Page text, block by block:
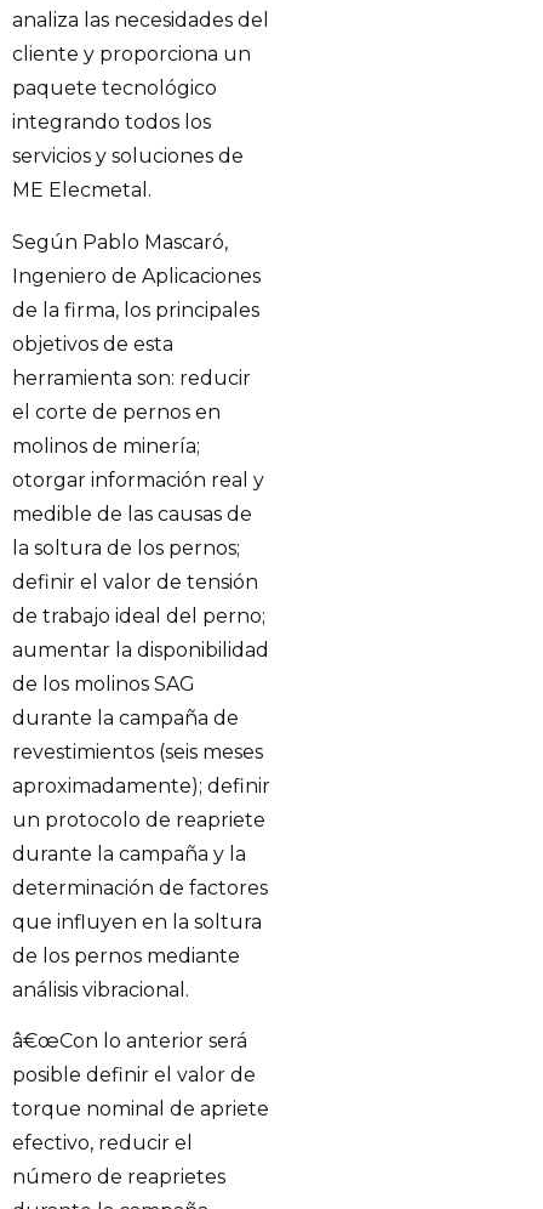
analiza las necesidades del
cliente y proporciona un
paquete tecnológico
integrando todos los
servicios y soluciones de
ME Elecmetal.
Según Pablo Mascaró,
Ingeniero de Aplicaciones
de la firma, los principales
objetivos de esta
herramienta son: reducir
el corte de pernos en
molinos de minería;
otorgar información real y
medible de las causas de
la soltura de los pernos;
definir el valor de tensión
de trabajo ideal del perno;
aumentar la disponibilidad
de los molinos SAG
durante la campaña de
revestimientos (seis meses
aproximadamente); definir
un protocolo de reapriete
durante la campaña y la
determinación de factores
que influyen en la soltura
de los pernos mediante
análisis vibracional.
â€œCon lo anterior será
posible definir el valor de
torque nominal de apriete
efectivo, reducir el
número de reaprietes